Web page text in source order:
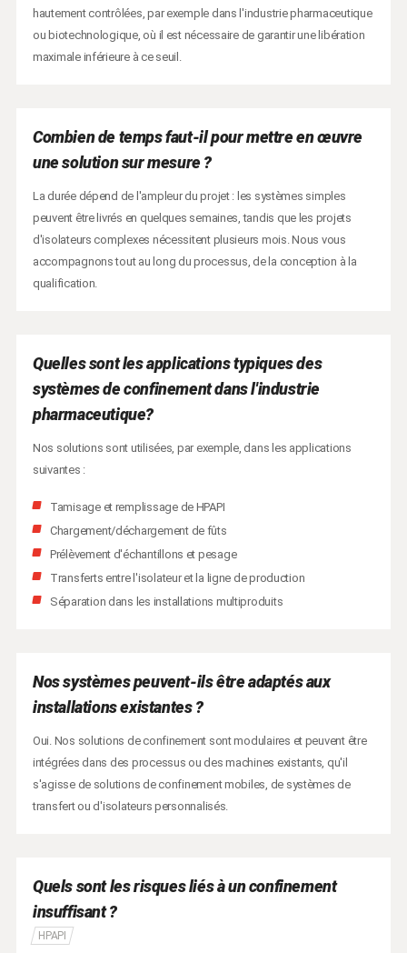
hautement contrôlées, par exemple dans l'industrie pharmaceutique
ou biotechnologique, où il est nécessaire de garantir une libération
maximale inférieure à ce seuil.
Combien de temps faut-il pour mettre en œuvre
une solution sur mesure ?
La durée dépend de l'ampleur du projet : les systèmes simples
peuvent être livrés en quelques semaines, tandis que les projets
d'isolateurs complexes nécessitent plusieurs mois. Nous vous
accompagnons tout au long du processus, de la conception à la
qualification.
Quelles sont les applications typiques des
systèmes de confinement dans l'industrie
pharmaceutique?
Nos solutions sont utilisées, par exemple, dans les applications
suivantes :
Tamisage et remplissage de HPAPI
Chargement/déchargement de fûts
Prélèvement d'échantillons et pesage
Transferts entre l'isolateur et la ligne de production
Séparation dans les installations multiproduits
Nos systèmes peuvent-ils être adaptés aux
installations existantes ?
Oui. Nos solutions de confinement sont modulaires et peuvent être
intégrées dans des processus ou des machines existants, qu'il
s'agisse de solutions de confinement mobiles, de systèmes de
transfert ou d'isolateurs personnalisés.
Quels sont les risques liés à un confinement
insuffisant ?
HPAPI